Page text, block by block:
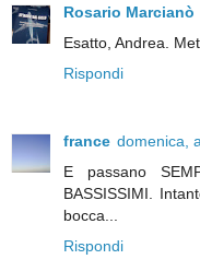
Rosario Marcianò
Esatto, Andrea.
Rispondi
france domenica,
E passano
BASSISSIMI.
bocca...
Rispondi